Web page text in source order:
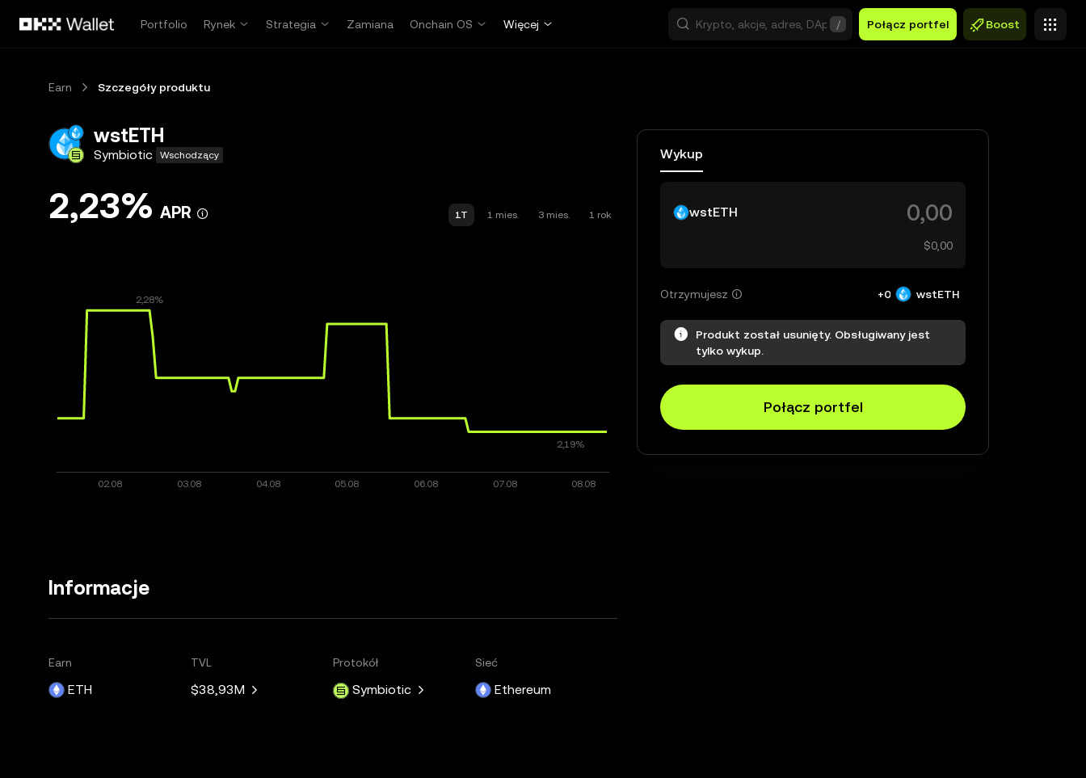
Portfolio
Rynek Strategia Zamiana Onchain OS Więcej / Połącz portfel Boost
Earn Szczegóły produktu
wstETH
Symbiotic Wschodzący
2,23% APR 1T 1 mies. 3 mies. 1 rok
Informacje
Earn
ETH
TVL
$38,93M
Protokół
Symbiotic
Sieć
Ethereum
Wykup
wstETH
$0,00
Otrzymujesz +0 wstETH
Produkt został usunięty. Obsługiwany jest
tylko wykup.
Połącz portfel